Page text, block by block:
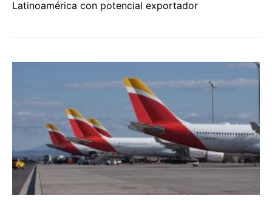
Latinoamérica con potencial exportador